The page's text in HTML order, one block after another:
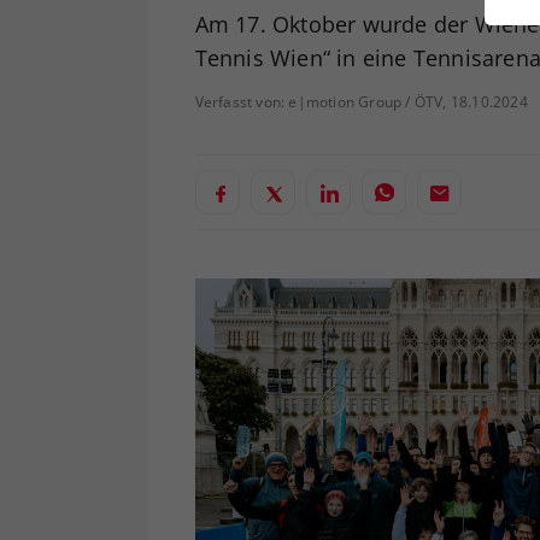
Am 17. Oktober wurde der
Tennis Wien“ in eine
Verfasst von: e|motion Group / ÖTV, 18.10.2024